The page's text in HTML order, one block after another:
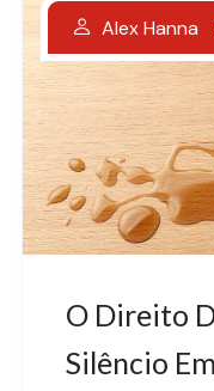
O Direito
Silêncio
Alex Hanna